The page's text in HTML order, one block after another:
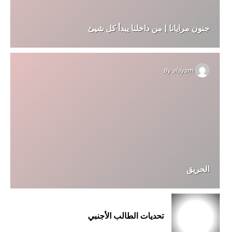
جنون مرايانا | من داخلنا يبدأ كل شيئ
Byalayam
الحريق
تحديات الطالب الأجنبي